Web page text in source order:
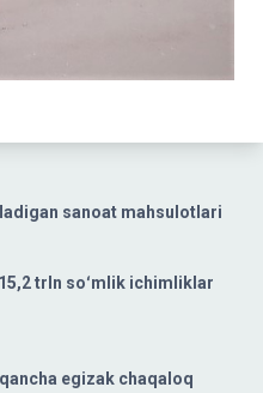
sanoat mahsulotlari
trln soʻmlik ichimliklar
egizak chaqaloq